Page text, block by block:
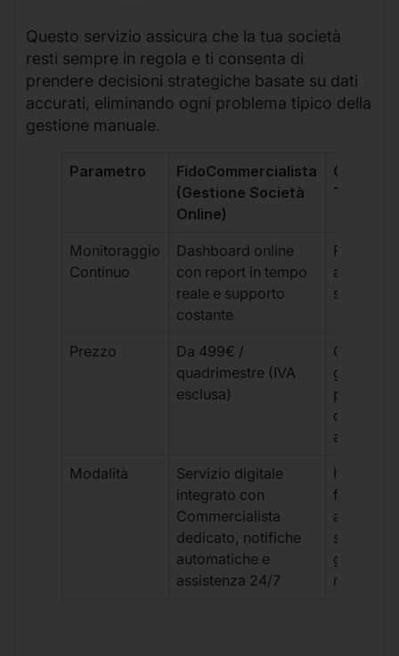
Questo servizio assicura che la tua società
resti sempre in regola e ti consenta di
prendere decisioni strategiche basate su dati
accurati, eliminando ogni problema tipico della
gestione manuale.
Parametro
FidoCommercialista
(Gestione Società
Online)
Monitoraggio
Continuo
Dashboard online
con report in tempo
reale e supporto
costante
Report
sporadici
Prezzo
Da 499€ /
quadrimestre (IVA
esclusa)
Costi
più
ogni
Modalità
Servizio digitale
integrato con
Commercialista
dedicato, notifiche
automatiche e
assistenza 24/7
Iter
studio e
gestione
manuale